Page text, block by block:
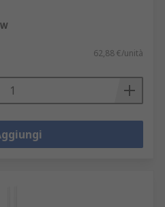
62,88 €/unità